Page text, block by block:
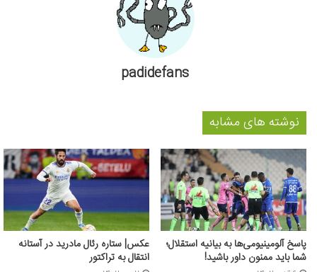
padidefans
نوشته های مشابه
پاسخ آلومینیومی‌ها به بیانیه استقلال؛
شما باید ممنون داور باشید!
عکس| ستاره رئال مادرید در آستانه
انتقال به تراکتور